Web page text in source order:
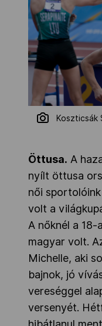
Koszticsák
Öttusa. A
nyílt öttusa
női
volt a
A nőknél a
magyar volt.
Michelle, aki
bajnok, jó
vereséggel
versenyét.